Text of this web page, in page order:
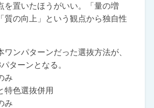
を置いたほうがいい。「量の増
質の向上」という観点から独自性
ンパターンだった選抜方法が、
ターンとなる。
み
色選抜併用
み